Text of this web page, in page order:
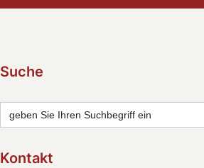
Suche
Search
for:
Kontakt